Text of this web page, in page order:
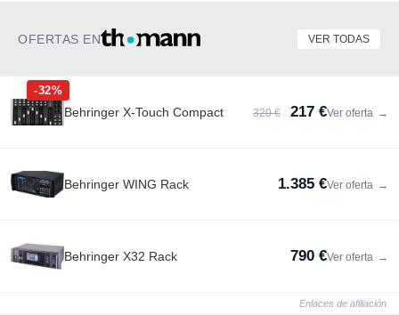
OFERTAS EN VER TODAS
-32%
Behringer X-Touch Compact 320 € 217 €Ver oferta →
Behringer WING Rack 1.385 €Ver oferta →
Behringer X32 Rack 790 €Ver oferta →
Enlaces de afiliación